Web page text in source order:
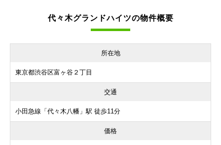
代々木グランドハイツの物件概要
所在地
東京都渋谷区富ヶ谷２丁目
交通
小田急線「代々木八幡」駅 徒歩11分
価格